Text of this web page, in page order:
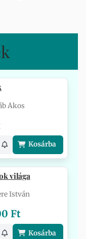
Ákos
Kosárba
világa
István
Ft
Kosárba